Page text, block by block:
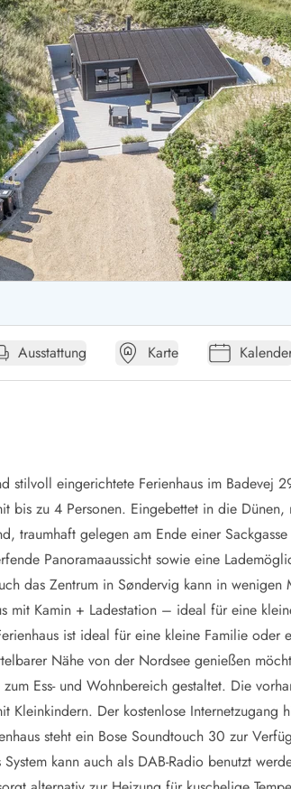
BlavandFerienhäuser Hvide Sande
Ferienhäuser Ho
Ferienhäuser Houstrup
Ferienhäuser Houvig
Ferienhäuser auf
Ferienhäuser in
Ferienhäuser Hvide
Ferienhäuser Jegum
Ferienhäuser Klegod
Ferienhäuser Lodbjerg
Ferienhäuser Nr.
Ausstattung Karte
stilvoll eingerichtete Ferienhaus im Badevej
bis zu 4 Personen. Eingebettet in die
traumhaft gelegen am Ende einer
Panoramaaussicht sowie eine
das Zentrum in Søndervig kann in wenigen
mit Kamin + Ladestation – ideal für eine
ist ideal für eine kleine Familie
Nähe von der Nordsee genießen
Ess- und Wohnbereich gestaltet. Die
Kleinkindern. Der kostenlose
steht ein Bose Soundtouch 30 zur
kann auch als DAB-Radio benutzt